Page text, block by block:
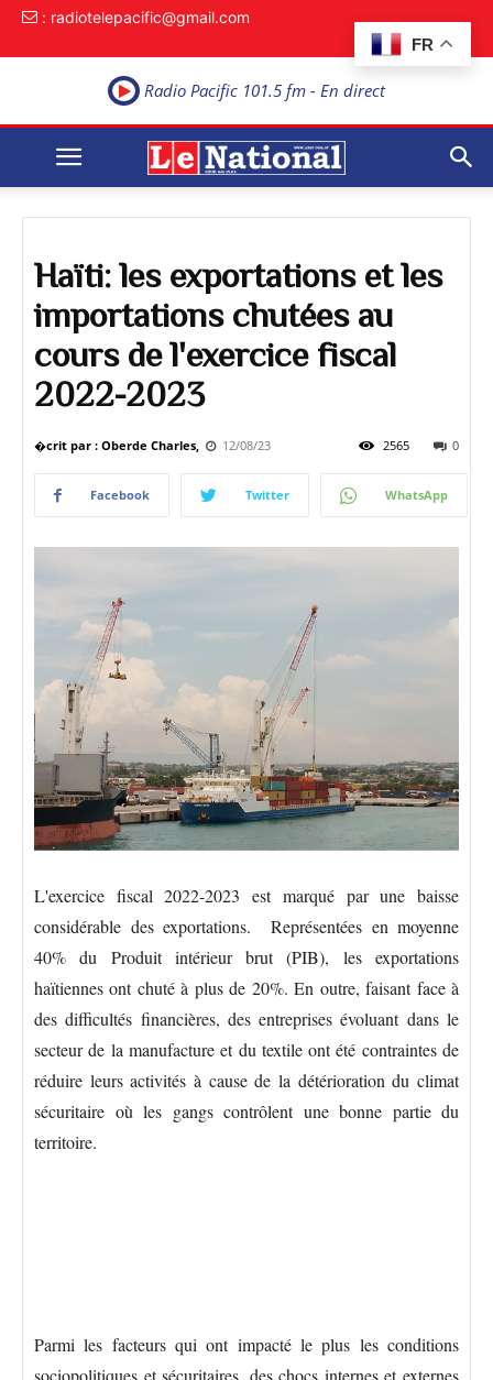
FR
: radiotelepacific@gmail.com
Radio Pacific 101.5 fm - En direct
Haïti: les exportations et les
importations chutées au
cours de l'exercice fiscal
2022-2023
�crit par : Oberde Charles, 12/08/23 0
2565
Facebook Twitter WhatsApp
L'exercice fiscal 2022-2023 est marqué par une baisse
considérable des exportations. Représentées en moyenne
40% du Produit intérieur brut (PIB), les exportations
haïtiennes ont chuté à plus de 20%. En outre, faisant face à
des difficultés financières, des entreprises évoluant dans le
secteur de la manufacture et du textile ont été contraintes de
réduire leurs activités à cause de la détérioration du climat
sécuritaire où les gangs contrôlent une bonne partie du
territoire.
Parmi les facteurs qui ont impacté le plus les conditions
sociopolitiques et sécuritaires, des chocs internes et externes